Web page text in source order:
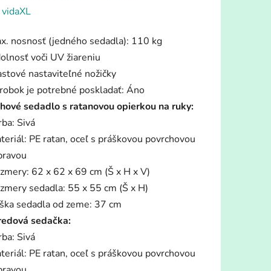
vidaXL
nosnosť (jedného sedadla): 110 kg
voči UV žiareniu
nastaviteľné nožičky
je potrebné poskladať: Áno
sedadlo s ratanovou opierkou na ruky:
Sivá
PE ratan, oceľ s práškovou povrchovou
62 x 62 x 69 cm (Š x H x V)
sedadla: 55 x 55 cm (Š x H)
sedadla od zeme: 37 cm
sedačka:
Sivá
PE ratan, oceľ s práškovou povrchovou